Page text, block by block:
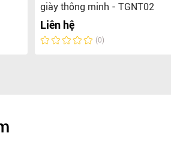
giày thông minh - TGNT02
Liên hệ
(0)